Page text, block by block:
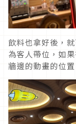
飲料也拿好後，
為客人帶位，如
牆邊的動畫的位